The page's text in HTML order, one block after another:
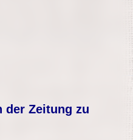
der Zeitung zu